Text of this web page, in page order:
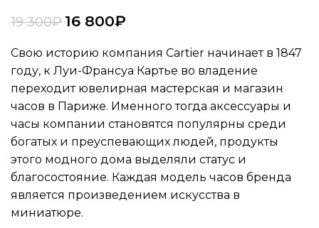
19 300₽ 16 800₽
Свою историю компания Cartier начинает в 1847
году, к Луи-Франсуа Картье во владение
переходит ювелирная мастерская и магазин
часов в Париже. Именного тогда аксессуары и
часы компании становятся популярны среди
богатых и преуспевающих людей, продукты
этого модного дома выделяли статус и
благосостояние. Каждая модель часов бренда
является произведением искусства в
миниатюре.